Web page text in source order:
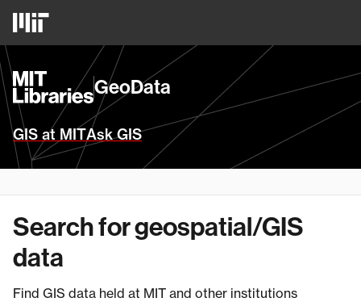
main
content
MIT
Logo
MIT
Libraries
Homepage
GeoData
GIS at MITAsk GIS
Search for geospatial/GIS
data
Find GIS data held at MIT and other institutions